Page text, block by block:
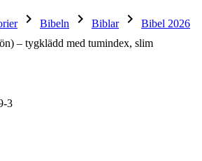
keyboard_arrow_right Bibeln keyboard_arrow_right Biblar keyboard_arrow_right Bibel 2026
– tygklädd med tumindex, slim
3